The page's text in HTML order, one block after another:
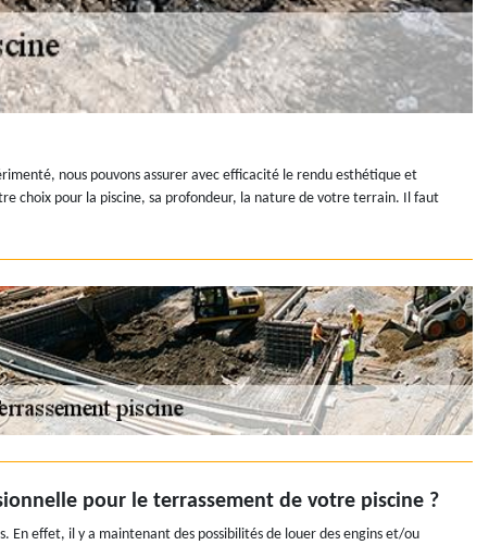
nous pouvons assurer avec efficacité le rendu esthétique et
choix pour la piscine, sa profondeur, la nature de votre terrain. Il faut
pour le terrassement de votre piscine ?
En effet, il y a maintenant des possibilités de louer des engins et/ou